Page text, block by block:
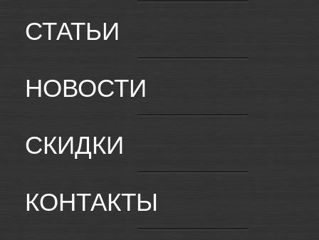
СТАТЬИ
НОВОСТИ
СКИДКИ
КОНТАКТЫ